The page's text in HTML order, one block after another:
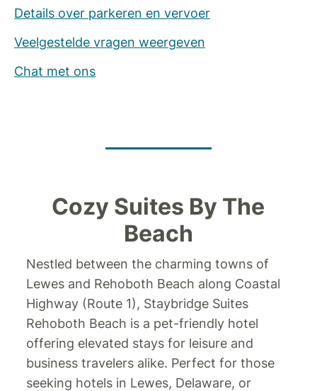
Details over parkeren en vervoer
Veelgestelde vragen weergeven
Chat met ons
Cozy Suites By The
Beach
Nestled between the charming towns of
Lewes and Rehoboth Beach along Coastal
Highway (Route 1), Staybridge Suites
Rehoboth Beach is a pet-friendly hotel
offering elevated stays for leisure and
business travelers alike. Perfect for those
seeking hotels in Lewes, Delaware, or